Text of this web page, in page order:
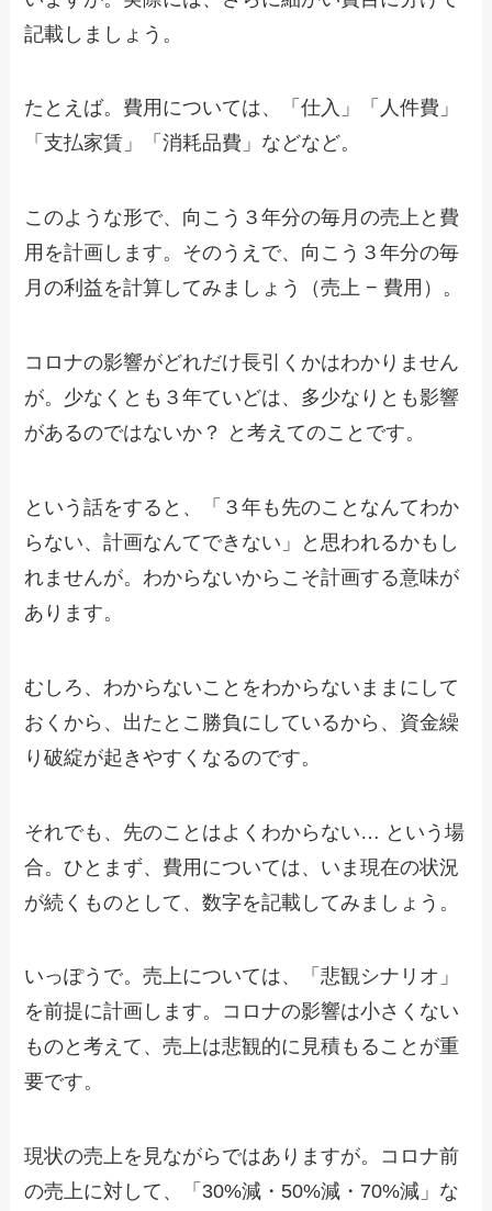
記載しましょう。
たとえば。費用については、「仕入」「人件費」
「支払家賃」「消耗品費」などなど。
このような形で、向こう３年分の毎月の売上と費
用を計画します。そのうえで、向こう３年分の毎
月の利益を計算してみましょう（売上 − 費用）。
コロナの影響がどれだけ長引くかはわかりません
が。少なくとも３年ていどは、多少なりとも影響
があるのではないか？ と考えてのことです。
という話をすると、「３年も先のことなんてわか
らない、計画なんてできない」と思われるかもし
れませんが。わからないからこそ計画する意味が
あります。
むしろ、わからないことをわからないままにして
おくから、出たとこ勝負にしているから、資金繰
り破綻が起きやすくなるのです。
それでも、先のことはよくわからない… という場
合。ひとまず、費用については、いま現在の状況
が続くものとして、数字を記載してみましょう。
いっぽうで。売上については、「悲観シナリオ」
を前提に計画します。コロナの影響は小さくない
ものと考えて、売上は悲観的に見積もることが重
要です。
現状の売上を見ながらではありますが。コロナ前
の売上に対して、「30%減・50%減・70%減」な